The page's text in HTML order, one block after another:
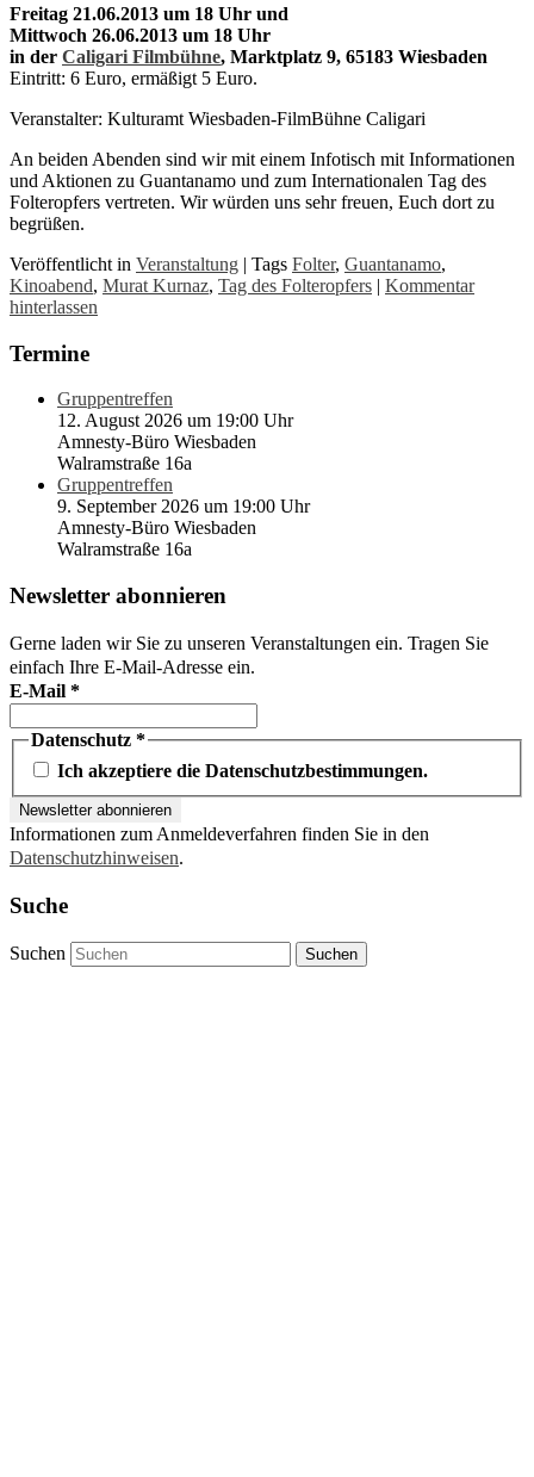
Freitag 21.06.2013 um 18 Uhr und
Mittwoch 26.06.2013 um 18 Uhr
in der Caligari Filmbühne, Marktplatz 9, 65183 Wiesbaden
Eintritt: 6 Euro, ermäßigt 5 Euro.
Veranstalter: Kulturamt Wiesbaden-FilmBühne Caligari
An beiden Abenden sind wir mit einem Infotisch mit Informationen
und Aktionen zu Guantanamo und zum Internationalen Tag des
Folteropfers vertreten. Wir würden uns sehr freuen, Euch dort zu
begrüßen.
Veröffentlicht in Veranstaltung | Tags Folter, Guantanamo,
Kinoabend, Murat Kurnaz, Tag des Folteropfers | Kommentar
hinterlassen
Termine
Gruppentreffen
12. August 2026 um 19:00 Uhr
Amnesty-Büro Wiesbaden
Walramstraße 16a
Gruppentreffen
9. September 2026 um 19:00 Uhr
Amnesty-Büro Wiesbaden
Walramstraße 16a
Newsletter abonnieren
Gerne laden wir Sie zu unseren Veranstaltungen ein. Tragen Sie
einfach Ihre E-Mail-Adresse ein.
E-Mail *
Datenschutz *
Ich akzeptiere die Datenschutzbestimmungen.
Informationen zum Anmeldeverfahren finden Sie in den
Datenschutzhinweisen.
Suche
Suchen